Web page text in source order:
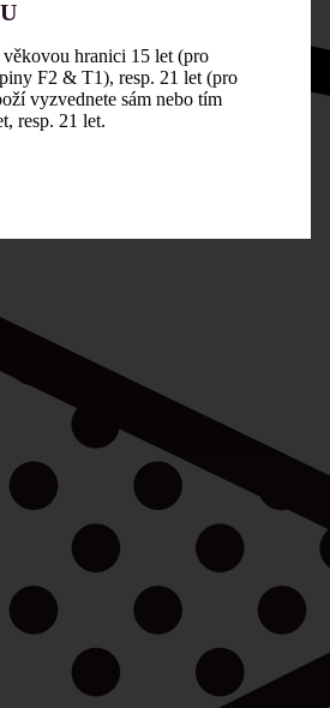
hranici 15 let (pro
F2 & T1), resp. 21 let (pro
vyzvednete sám nebo tím
resp. 21 let.